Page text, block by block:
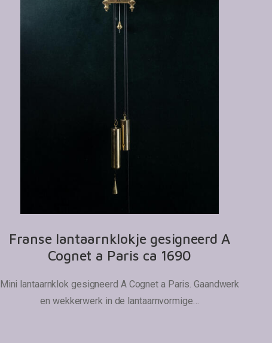
Franse lantaarnklokje gesigneerd A
Cognet a Paris ca 1690
Mini lantaarnklok gesigneerd A Cognet a Paris. Gaandwerk
en wekkerwerk in de lantaarnvormige…